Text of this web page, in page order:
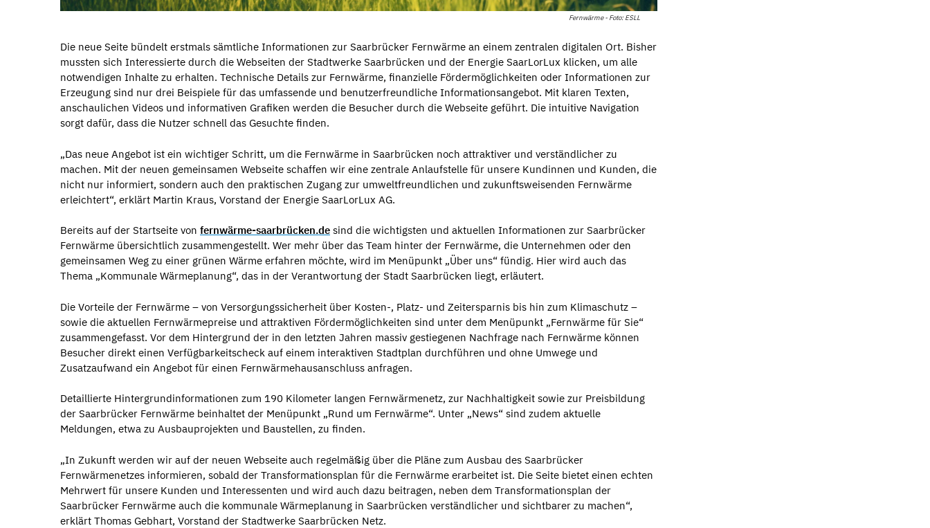
Fernwärme - Foto: ESLL
Die neue Seite bündelt erstmals sämtliche Informationen zur Saarbrücker Fernwärme an einem zentralen digitalen Ort. Bisher
mussten sich Interessierte durch die Webseiten der Stadtwerke Saarbrücken und der Energie SaarLorLux klicken, um alle
notwendigen Inhalte zu erhalten. Technische Details zur Fernwärme, finanzielle Fördermöglichkeiten oder Informationen zur
Erzeugung sind nur drei Beispiele für das umfassende und benutzerfreundliche Informationsangebot. Mit klaren Texten,
anschaulichen Videos und informativen Grafiken werden die Besucher durch die Webseite geführt. Die intuitive Navigation
sorgt dafür, dass die Nutzer schnell das Gesuchte finden.
„Das neue Angebot ist ein wichtiger Schritt, um die Fernwärme in Saarbrücken noch attraktiver und verständlicher zu
machen. Mit der neuen gemeinsamen Webseite schaffen wir eine zentrale Anlaufstelle für unsere Kundinnen und Kunden, die
nicht nur informiert, sondern auch den praktischen Zugang zur umweltfreundlichen und zukunftsweisenden Fernwärme
erleichtert“, erklärt Martin Kraus, Vorstand der Energie SaarLorLux AG.
Bereits auf der Startseite von fernwärme-saarbrücken.de sind die wichtigsten und aktuellen Informationen zur Saarbrücker
Fernwärme übersichtlich zusammengestellt. Wer mehr über das Team hinter der Fernwärme, die Unternehmen oder den
gemeinsamen Weg zu einer grünen Wärme erfahren möchte, wird im Menüpunkt „Über uns“ fündig. Hier wird auch das
Thema „Kommunale Wärmeplanung“, das in der Verantwortung der Stadt Saarbrücken liegt, erläutert.
Die Vorteile der Fernwärme – von Versorgungssicherheit über Kosten-, Platz- und Zeitersparnis bis hin zum Klimaschutz –
sowie die aktuellen Fernwärmepreise und attraktiven Fördermöglichkeiten sind unter dem Menüpunkt „Fernwärme für Sie“
zusammengefasst. Vor dem Hintergrund der in den letzten Jahren massiv gestiegenen Nachfrage nach Fernwärme können
Besucher direkt einen Verfügbarkeitscheck auf einem interaktiven Stadtplan durchführen und ohne Umwege und
Zusatzaufwand ein Angebot für einen Fernwärmehausanschluss anfragen.
Detaillierte Hintergrundinformationen zum 190 Kilometer langen Fernwärmenetz, zur Nachhaltigkeit sowie zur Preisbildung
der Saarbrücker Fernwärme beinhaltet der Menüpunkt „Rund um Fernwärme“. Unter „News“ sind zudem aktuelle
Meldungen, etwa zu Ausbauprojekten und Baustellen, zu finden.
„In Zukunft werden wir auf der neuen Webseite auch regelmäßig über die Pläne zum Ausbau des Saarbrücker
Fernwärmenetzes informieren, sobald der Transformationsplan für die Fernwärme erarbeitet ist. Die Seite bietet einen echten
Mehrwert für unsere Kunden und Interessenten und wird auch dazu beitragen, neben dem Transformationsplan der
Saarbrücker Fernwärme auch die kommunale Wärmeplanung in Saarbrücken verständlicher und sichtbarer zu machen“,
erklärt Thomas Gebhart, Vorstand der Stadtwerke Saarbrücken Netz.